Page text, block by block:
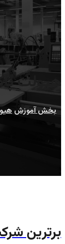
هیولِت
بخش آموزش
برترین